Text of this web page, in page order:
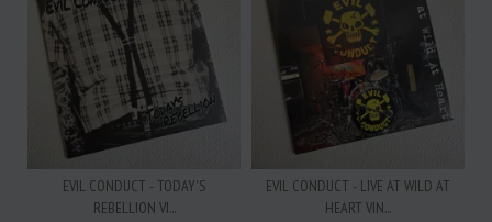
EVIL CONDUCT - TODAY'S
REBELLION VI...
EVIL CONDUCT - LIVE AT WILD AT
HEART VIN...